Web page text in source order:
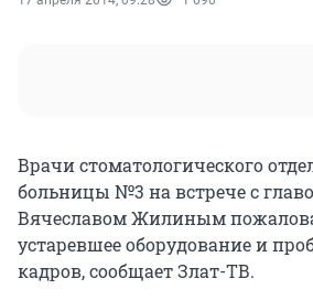
Врачи стоматологического
больницы №3 на встрече с
Вячеславом Жилиным
устаревшее оборудование и
кадров, сообщает Злат-ТВ.